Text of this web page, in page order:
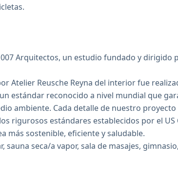
Arquitectos, un estudio fundado y dirigido
Atelier Reusche Reyna del interior fue
estándar reconocido a nivel mundial que
ambiente. Cada detalle de nuestro
rigurosos estándares establecidos por el US
más sostenible, eficiente y saludable.
sauna seca/a vapor, sala de masajes,